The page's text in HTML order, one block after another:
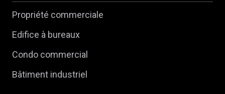
Propriété commerciale
Edifice à bureaux
Condo commercial
Bâtiment industriel